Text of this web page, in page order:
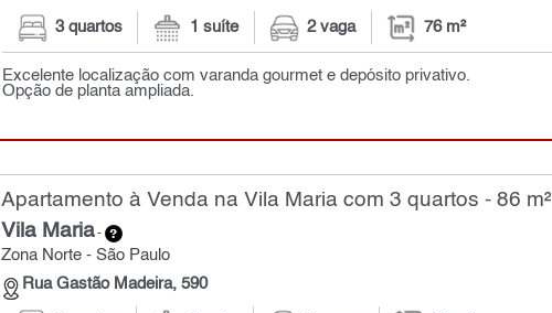
3 quartos 1 suíte 2 vaga 76 m²
Excelente localização com varanda gourmet e depósito privativo.
Opção de planta ampliada.
Apartamento à Venda na Vila Maria com 3 quartos - 86 m²
Vila Maria-
Zona Norte - São Paulo
Rua Gastão Madeira, 590